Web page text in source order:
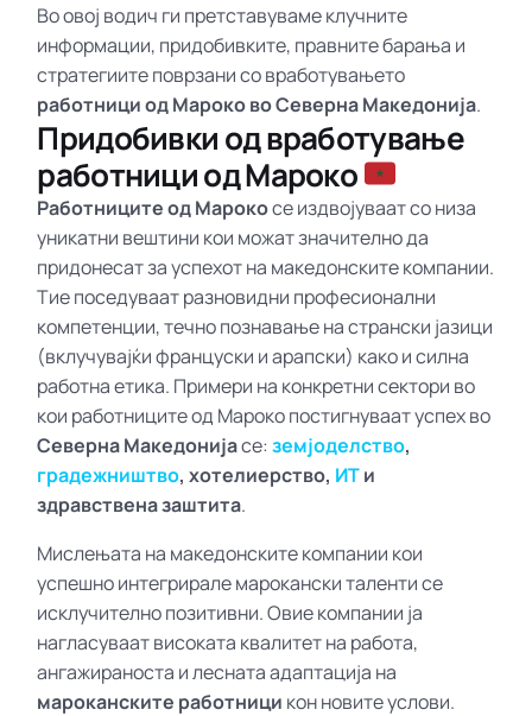
Во овој водич ги претставуваме клучните
информации, придобивките, правните барања и
стратегиите поврзани со вработувањето
работници од Мароко во Северна Македонија.
Придобивки од вработување
работници од Мароко
Работниците од Марокосе издвојуваат со низа
уникатни вештини кои можат значително да
придонесат за успехот на македонските компании.
Тие поседуваат разновидни професионални
компетенции, течно познавање на странски јазици
(вклучувајќи француски и арапски) како и силна
работна етика. Примери на конкретни сектори во
кои работниците од Мароко постигнуваат успех во
Северна Македонијасе:земјоделство,
градежништво, хотелиерство, ИТи
здравствена заштита.
Мислењата на македонските компании кои
успешно интегрирале марокански таленти се
исклучително позитивни. Овие компании ја
нагласуваат високата квалитет на работа,
ангажираноста и лесната адаптација на
мароканските работници кон новите услови.